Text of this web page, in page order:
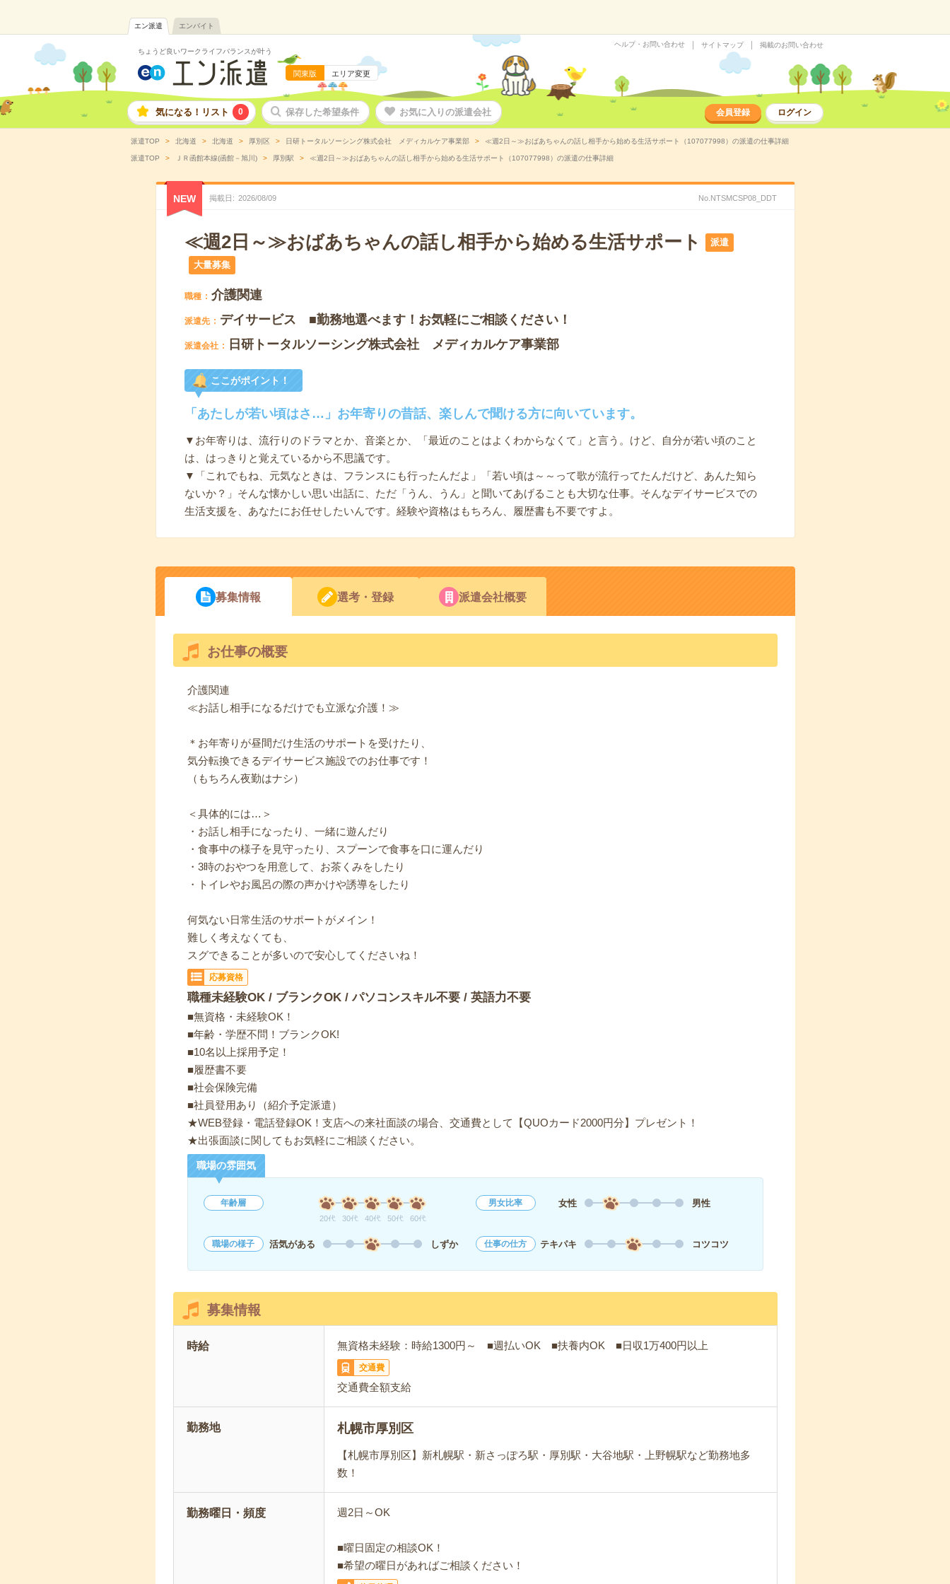
エン派遣 エンバイト
ちょうど良いワークライフバランスが叶う
関東版 エリア変更
ヘルプ・お問い合わせ サイトマップ 掲載のお問い合わせ
気になる！リスト 0 保存した希望条件 お気に入りの派遣会社 会員登録 ログイン
派遣TOP 北海道 北海道 厚別区 日研トータルソーシング株式会社 メディカルケア事業部 ≪週2日～≫おばあちゃんの話し相手から始める生活サポート（107077998）の派遣の仕事詳細
派遣TOP ＪＲ函館本線(函館－旭川) 厚別駅 ≪週2日～≫おばあちゃんの話し相手から始める生活サポート（107077998）の派遣の仕事詳細
NEW 掲載日 2026/08/09 No.NTSMCSP08_DDT
≪週2日～≫おばあちゃんの話し相手から始める生活サポート 派遣
大量募集
職種 介護関連
派遣先 デイサービス ■勤務地選べます！お気軽にご相談ください！
派遣会社 日研トータルソーシング株式会社 メディカルケア事業部
ここがポイント！
「あたしが若い頃はさ…」お年寄りの昔話、楽しんで聞ける方に向いています。
▼お年寄りは、流行りのドラマとか、音楽とか、「最近のことはよくわからなくて」と言う。けど、自分が若い頃のこと
は、はっきりと覚えているから不思議です。
▼「これでもね、元気なときは、フランスにも行ったんだよ」「若い頃は～～って歌が流行ってたんだけど、あんた知ら
ないか？」そんな懐かしい思い出話に、ただ「うん、うん」と聞いてあげることも大切な仕事。そんなデイサービスでの
生活支援を、あなたにお任せしたいんです。経験や資格はもちろん、履歴書も不要ですよ。
募集情報 選考・登録 派遣会社概要
お仕事の概要
介護関連
≪お話し相手になるだけでも立派な介護！≫
＊お年寄りが昼間だけ生活のサポートを受けたり、
気分転換できるデイサービス施設でのお仕事です！
（もちろん夜勤はナシ）
＜具体的には…＞
・お話し相手になったり、一緒に遊んだり
・食事中の様子を見守ったり、スプーンで食事を口に運んだり
・3時のおやつを用意して、お茶くみをしたり
・トイレやお風呂の際の声かけや誘導をしたり
何気ない日常生活のサポートがメイン！
難しく考えなくても、
スグできることが多いので安心してくださいね！
応募資格
職種未経験OK / ブランクOK / パソコンスキル不要 / 英語力不要
■無資格・未経験OK！
■年齢・学歴不問！ブランクOK!
■10名以上採用予定！
■履歴書不要
■社会保険完備
■社員登用あり（紹介予定派遣）
★WEB登録・電話登録OK！支店への来社面談の場合、交通費として【QUOカード2000円分】プレゼント！
★出張面談に関してもお気軽にご相談ください。
職場の雰囲気
年齢層
20代 30代 40代 50代 60代
男女比率 女性 男性
職場の様子 活気がある しずか 仕事の仕方 テキパキ コツコツ
募集情報
時給 無資格未経験：時給1300円～ ■週払いOK ■扶養内OK ■日収1万400円以上
交通費
交通費全額支給
勤務地 札幌市厚別区
【札幌市厚別区】新札幌駅・新さっぽろ駅・厚別駅・大谷地駅・上野幌駅など勤務地多
数！
勤務曜日・頻度 週2日～OK
■曜日固定の相談OK！
■希望の曜日があればご相談ください！